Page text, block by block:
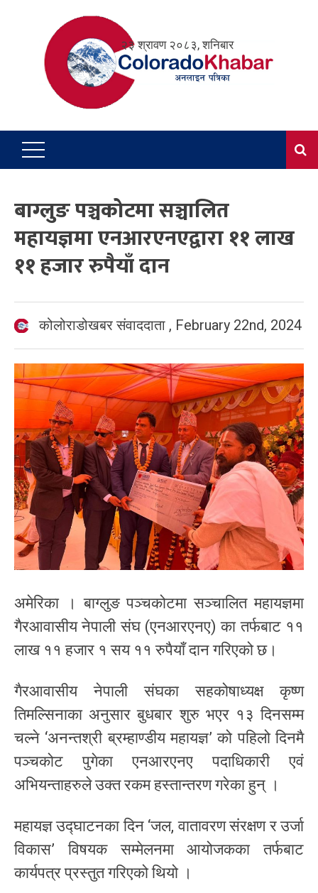
२३ श्रावण २०८३, शनिबार
बाग्लुङ पञ्चकोटमा सञ्चालित
महायज्ञमा एनआरएनएद्वारा ११ लाख
११ हजार रुपैयाँ दान
कोलोराडोखबर संवाददाता , February 22nd, 2024
अमेरिका । बाग्लुङ पञ्चकोटमा सञ्चालित महायज्ञमा
गैरआवासीय नेपाली संघ (एनआरएनए) का तर्फबाट ११
लाख ११ हजार १ सय ११ रुपैयाँ दान गरिएको छ।
गैरआवासीय नेपाली संघका सहकोषाध्यक्ष कृष्ण
तिमल्सिनाका अनुसार बुधबार शुरु भएर १३ दिनसम्म
चल्ने ‘अनन्तश्री ब्रम्हाण्डीय महायज्ञ’ को पहिलो दिनमै
पञ्चकोट पुगेका एनआरएनए पदाधिकारी एवं
अभियन्ताहरुले उक्त रकम हस्तान्तरण गरेका हुन् ।
महायज्ञ उद्घाटनका दिन ‘जल, वातावरण संरक्षण र उर्जा
विकास’ विषयक सम्मेलनमा आयोजकका तर्फबाट
कार्यपत्र प्रस्तुत गरिएको थियो ।